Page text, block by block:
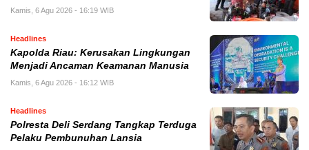
Kamis, 6 Agu 2026 - 16:19 WIB
Headlines
Kapolda Riau: Kerusakan Lingkungan
Menjadi Ancaman Keamanan Manusia
Kamis, 6 Agu 2026 - 16:12 WIB
Headlines
Polresta Deli Serdang Tangkap Terduga
Pelaku Pembunuhan Lansia